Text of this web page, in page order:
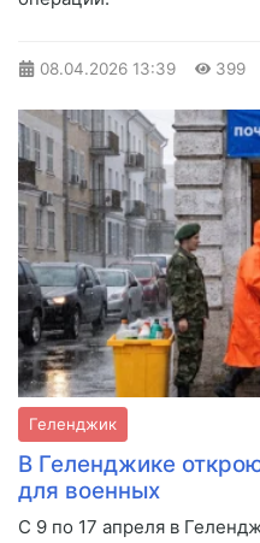
08.04.2026 13:39 399
Геленджик
В Геленджике
для военных
С 9 по 17 апреля в